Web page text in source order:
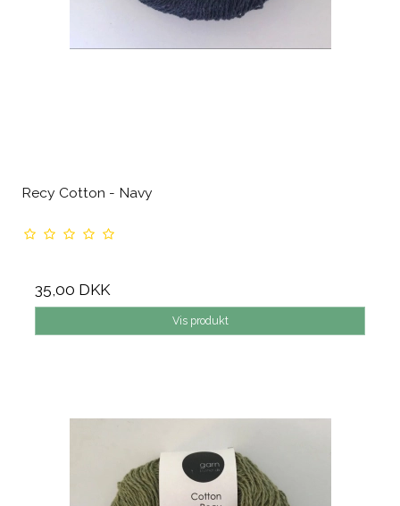
Recy Cotton - Navy
35,00 DKK
Vis produkt